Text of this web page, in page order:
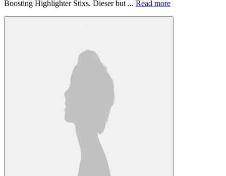
Boosting Highlighter Stixs. Dieser but ... Read more